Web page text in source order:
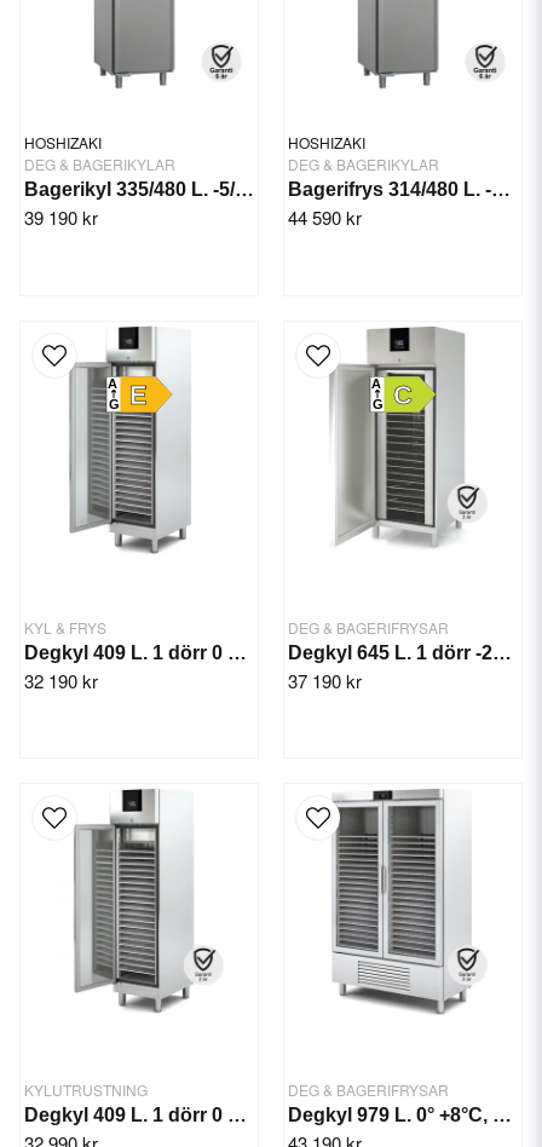
HOSHIZAKI
DEG & BAGERIKYLAR
Bagerikyl 335/480 L. -5/+12°C BAKER M 550 L DR
39 190 kr
HOSHIZAKI
DEG & BAGERIKYLAR
Bagerifrys 314/480 L. -25/+12°C BAKER F 550 L DR
44 590 kr
KYL & FRYS
Degkyl 409 L. 1 dörr 0 +8°C
32 190 kr
E
A
G
DEG & BAGERIFRYSAR
Degkyl 645 L. 1 dörr -2°C +8°C
37 190 kr
C
A
G
KYLUTRUSTNING
Degkyl 409 L. 1 dörr 0 +8°C
DEG & BAGERIFRYSAR
Degkyl 979 L. 0° +8°C, 543 W